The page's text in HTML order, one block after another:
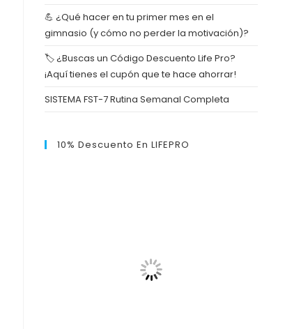
💪 ¿Qué hacer en tu primer mes en el
gimnasio (y cómo no perder la motivación)?
🏷️ ¿Buscas un Código Descuento Life Pro?
¡Aquí tienes el cupón que te hace ahorrar!
SISTEMA FST-7 Rutina Semanal Completa
10% Descuento En LIFEPRO